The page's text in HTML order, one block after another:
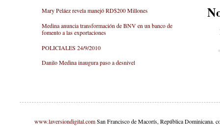
Mary Peláez revela manejó RD$200 Millones
Medina anuncia transformación de BNV en un banco de
fomento a las exportaciones
POLICIALES 24/9/2010
Danilo Medina inaugura paso a desnivel
www.laversiondigital.comSan Francisco de Macorís, República Dominicana.